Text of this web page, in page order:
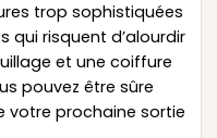
trop sophistiquées
qui risquent d’alourdir
et une coiffure
pouvez être sûre
votre prochaine sortie